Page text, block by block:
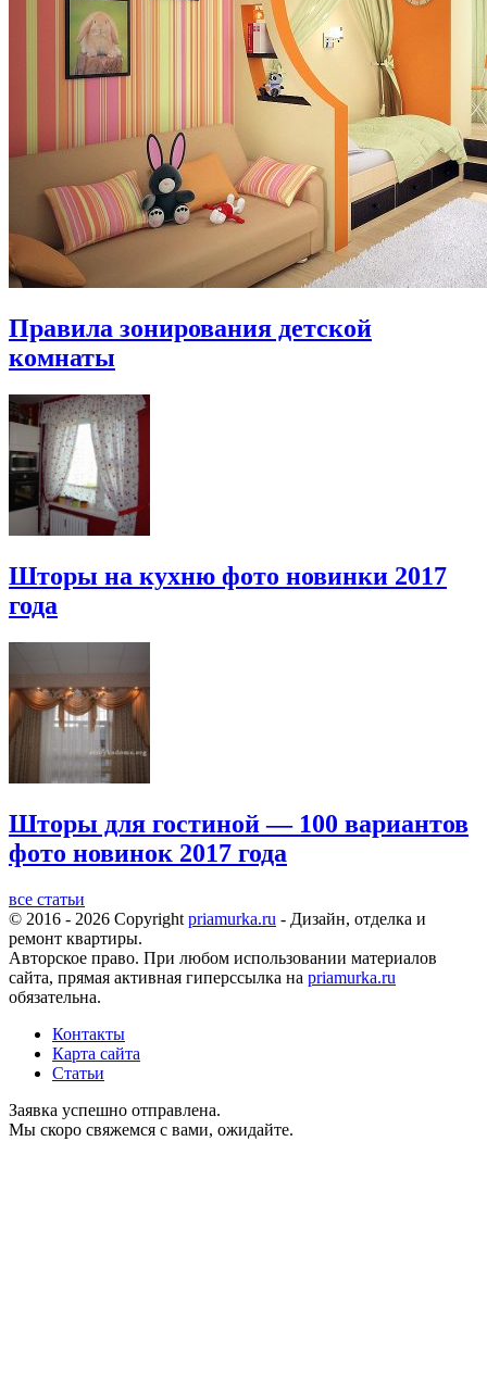
Правила зонирования детской
комнаты
Шторы на кухню фото новинки 2017
года
Шторы для гостиной — 100 вариантов
фото новинок 2017 года
все статьи
© 2016 - 2026 Copyright priamurka.ru - Дизайн, отделка и
ремонт квартиры.
Авторское право. При любом использовании материалов
сайта, прямая активная гиперссылка на priamurka.ru
обязательна.
Контакты
Карта сайта
Статьи
Заявка успешно отправлена.
Мы скоро свяжемся с вами, ожидайте.